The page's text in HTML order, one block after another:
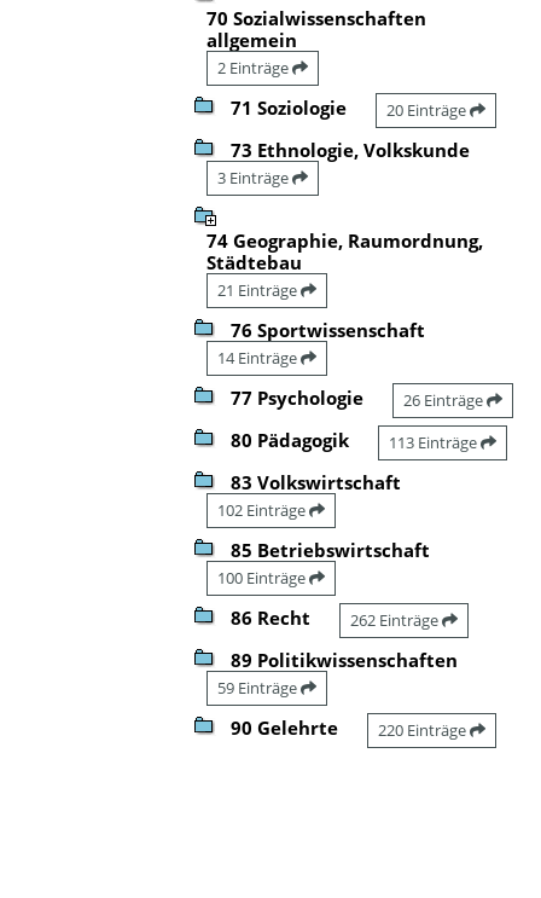
70 Sozialwissenschaften
allgemein
2 Einträge
71 Soziologie 20 Einträge
73 Ethnologie, Volkskunde
3 Einträge
74 Geographie, Raumordnung,
Städtebau
21 Einträge
76 Sportwissenschaft
14 Einträge
77 Psychologie 26 Einträge
80 Pädagogik 113 Einträge
83 Volkswirtschaft
102 Einträge
85 Betriebswirtschaft
100 Einträge
86 Recht 262 Einträge
89 Politikwissenschaften
59 Einträge
90 Gelehrte 220 Einträge